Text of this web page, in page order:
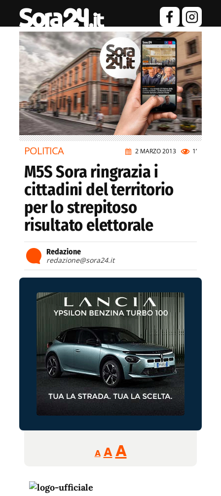
2 MARZO 2013 1’
POLITICA
M5S Sora ringrazia i
cittadini del territorio
per lo strepitoso
risultato elettorale
Redazione
redazione@sora24.it
A
Reducir
tamaño
A Restablecer
AAumentar